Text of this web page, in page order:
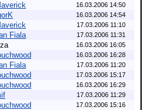
16.03.2006 14:50
16.03.2006 14:54
17.03.2006 11:10
Fiala 17.03.2006 11:31
16.03.2006 16:05
16.03.2006 16:28
Fiala 17.03.2006 11:20
17.03.2006 15:17
16.03.2006 16:29
17.03.2006 11:29
17.03.2006 15:16